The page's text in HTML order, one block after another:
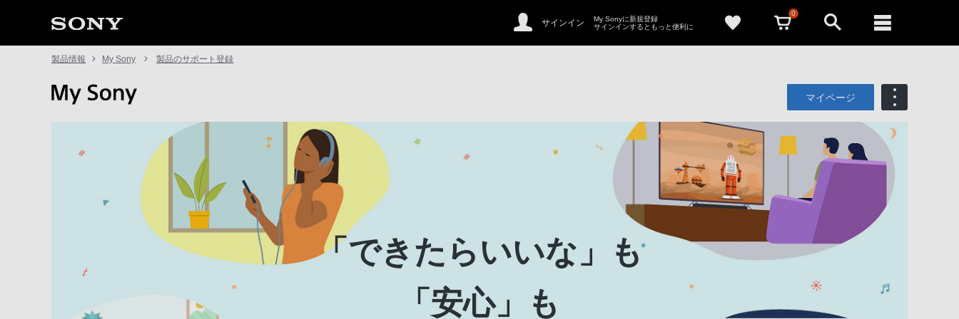
サインイン
My Sonyに新規登録
サインインするともっと便利に
0
製品情報 My Sony 製品のサポート登録
マイページ
「できたらいいな」も
「安心」も